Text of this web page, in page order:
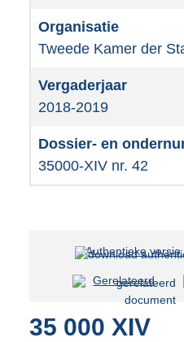
Tweede Kamer der
2018-2019
35000-XIV nr. 42
Authentieke versie
Gerelateerd
35 000 XIV